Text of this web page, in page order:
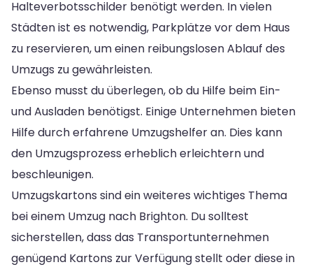
Halteverbotsschilder benötigt werden. In vielen
Städten ist es notwendig, Parkplätze vor dem Haus
zu reservieren, um einen reibungslosen Ablauf des
Umzugs zu gewährleisten.
Ebenso musst du überlegen, ob du Hilfe beim Ein-
und Ausladen benötigst. Einige Unternehmen bieten
Hilfe durch erfahrene Umzugshelfer an. Dies kann
den Umzugsprozess erheblich erleichtern und
beschleunigen.
Umzugskartons sind ein weiteres wichtiges Thema
bei einem Umzug nach Brighton. Du solltest
sicherstellen, dass das Transportunternehmen
genügend Kartons zur Verfügung stellt oder diese in